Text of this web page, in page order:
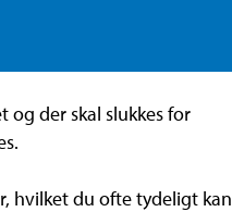
der skal slukkes for
hvilket du ofte tydeligt kan